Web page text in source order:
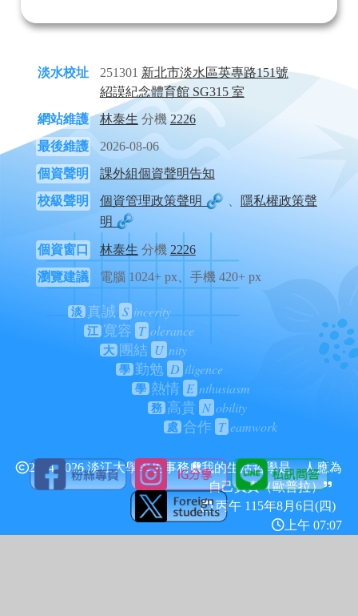
淡水校址 251301 新北市淡水區英專路151號
紹謨紀念體育館 SG315 室
網站維護
林泰生 分機 2226
最後維護
2026-08-06
個資聲明
課外組個資聲明告知
校級聲明
個資管理政策聲明 、
隱私權政策聲
明
個資窗口 林泰生 分機 2226
瀏覽建議
電腦 1024+ px、手機 420+ px
淡 真誠 S incerity
江 寬容 T olerance
大 團結 U nity
學 勤勉 D iligence
學 熱情 E nthusiasm
務 高貴 N obility
處 合作 T eamwork
2024-2026 淡江大學學生事務處我的生活哲學是，人應為
自己負責（歐普拉）
丙午 115年8月6日(四)
上午 07:07